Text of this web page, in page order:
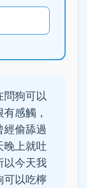
問狗可以
感觸，
經偷舔過
晚上就吐
以今天我
可以吃檸